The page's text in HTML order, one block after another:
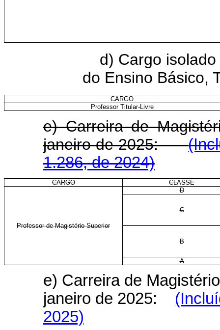
d) Cargo
do Ensino Básico,
CARGO
Professor Titular-Livre
e) Carreira de
janeiro de 2025:
1.286, de 2024)
CARGO CLASSE
Professor de Magistério Superior
D
C
B
A
e) Carreira de
janeiro de 2025:
2025)